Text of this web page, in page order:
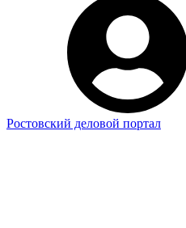
Ростовский деловой портал